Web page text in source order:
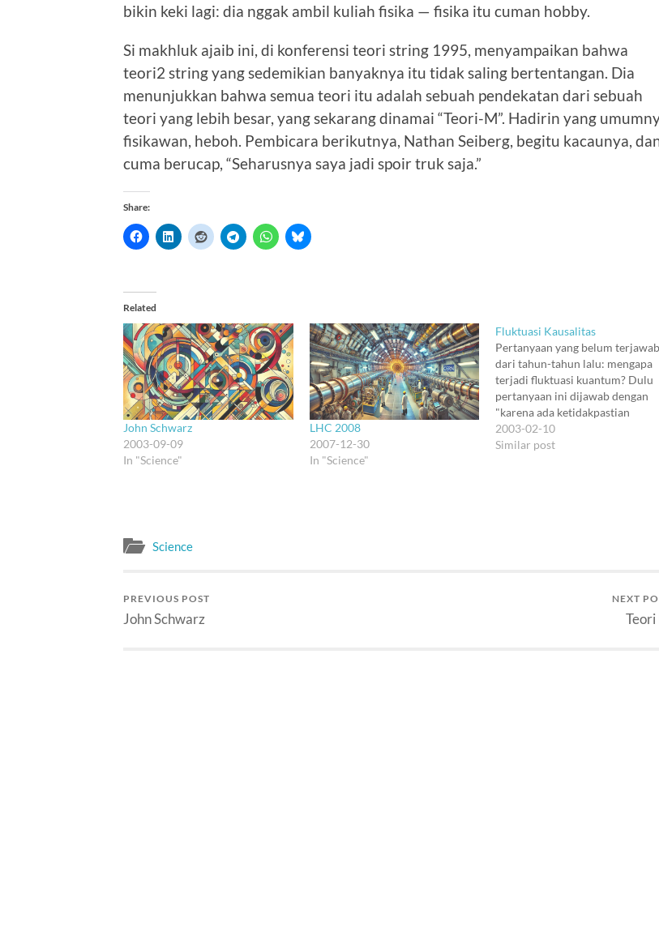
bikin keki lagi: dia nggak ambil kuliah fisika — fisika itu cuman hobby.
Si makhluk ajaib ini, di konferensi teori string 1995, menyampaikan bahwa
teori2 string yang sedemikian banyaknya itu tidak saling bertentangan. Dia
menunjukkan bahwa semua teori itu adalah sebuah pendekatan dari sebuah
teori yang lebih besar, yang sekarang dinamai “Teori-M”. Hadirin yang
fisikawan, heboh. Pembicara berikutnya, Nathan Seiberg, begitu kacaunya,
cuma berucap, “Seharusnya saya jadi spoir truk saja.”
Share:
Related
John Schwarz
2003-09-09
In "Science"
LHC 2008
2007-12-30
In "Science"
Fluktuasi Kausalitas
Pertanyaan yang belum terjawab
dari tahun-tahun lalu: mengapa
terjadi fluktuasi kuantum? Dulu
pertanyaan ini dijawab dengan
"karena ada ketidakpastian
Heisenberg", tapi kemudian
soalnya bisa dibalik jadi "justru
2003-02-10
Similar post
Science
PREVIOUS POST
John Schwarz
NEXT
Teori